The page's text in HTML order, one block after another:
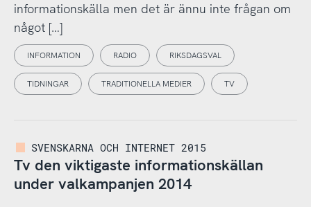
informationskälla men det är ännu inte frågan om
något […]
INFORMATION RADIO RIKSDAGSVAL
TIDNINGAR TRADITIONELLA MEDIER TV
SVENSKARNA OCH INTERNET 2015
Tv den viktigaste informationskällan
under valkampanjen 2014